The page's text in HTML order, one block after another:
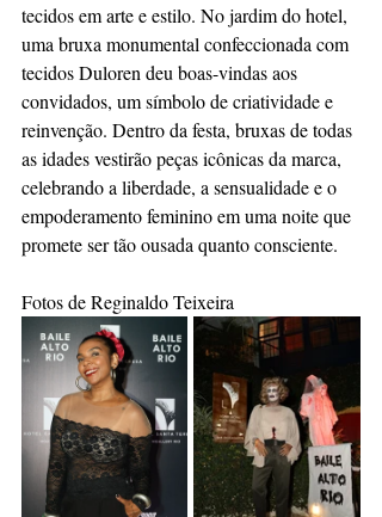
tecidos em arte e estilo. No jardim do hotel,
uma bruxa monumental confeccionada com
tecidos Duloren deu boas-vindas aos
convidados, um símbolo de criatividade e
reinvenção. Dentro da festa, bruxas de todas
as idades vestirão peças icônicas da marca,
celebrando a liberdade, a sensualidade e o
empoderamento feminino em uma noite que
promete ser tão ousada quanto consciente.
Fotos de Reginaldo Teixeira